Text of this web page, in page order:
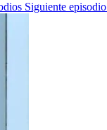
Siguiente episodio